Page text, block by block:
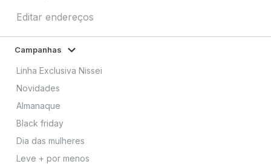
Editar endereços
Campanhas
Linha Exclusiva Nissei
Novidades
Almanaque
Black friday
Dia das mulheres
Leve + por menos